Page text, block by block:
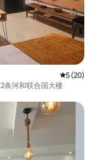
平均评分
5 (20)
条河和联合国大楼